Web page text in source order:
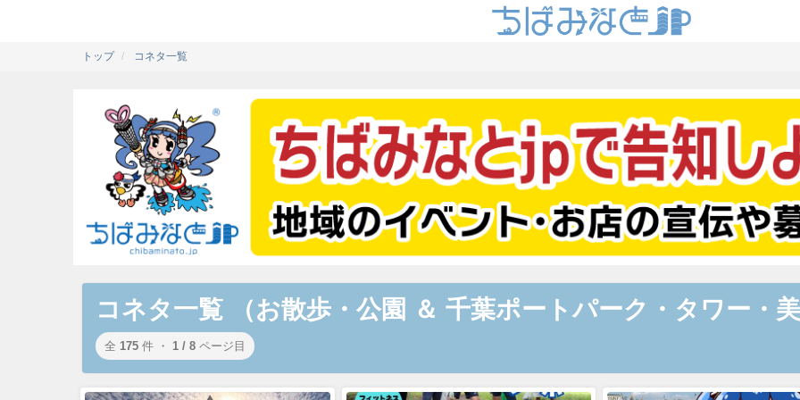
トップ コネタ一覧
コネタ一覧 （お散歩・公園 ＆ 千葉ポートパーク・タワー・
全 175 件 ・ 1 / 8 ページ目